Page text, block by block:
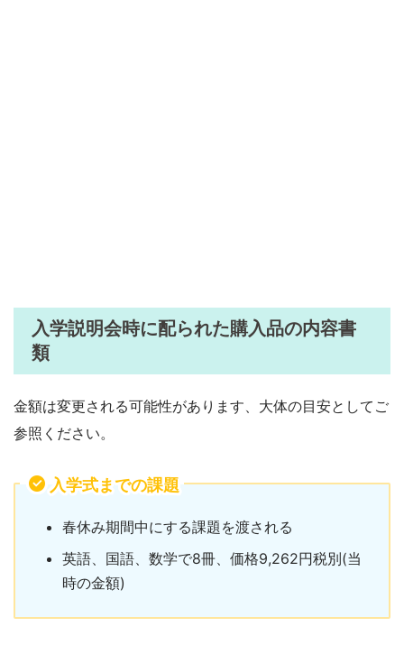
入学説明会時に配られた購入品の内容書
類
金額は変更される可能性があります、大体の目安としてご
参照ください。
入学式までの課題
春休み期間中にする課題を渡される
英語、国語、数学で8冊、価格9,262円税別(当
時の金額)